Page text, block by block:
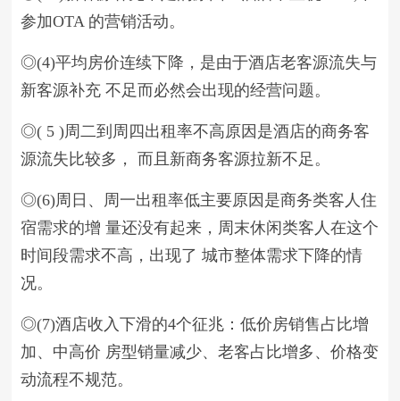
参加OTA 的营销活动。
◎(4)平均房价连续下降，是由于酒店老客源流失与
新客源补充 不足而必然会出现的经营问题。
◎( 5 )周二到周四出租率不高原因是酒店的商务客
源流失比较多， 而且新商务客源拉新不足。
◎(6)周日、周一出租率低主要原因是商务类客人住
宿需求的增 量还没有起来，周末休闲类客人在这个
时间段需求不高，出现了 城市整体需求下降的情
况。
◎(7)酒店收入下滑的4个征兆：低价房销售占比增
加、中高价 房型销量减少、老客占比增多、价格变
动流程不规范。